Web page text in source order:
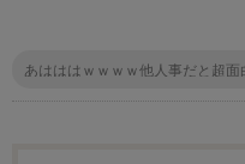
あはははｗｗｗｗ他人事だと超